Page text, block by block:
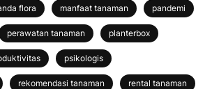
flora manfaat tanaman pandemi
perawatan tanaman planterbox
psikologis
rekomendasi tanaman rental tanaman